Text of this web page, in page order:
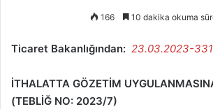
166 10 dakika okuma
Ticaret Bakanlığından: 23.03.2023-
İTHALATTA GÖZETİM
(TEBLİĞ NO: 2023/7)